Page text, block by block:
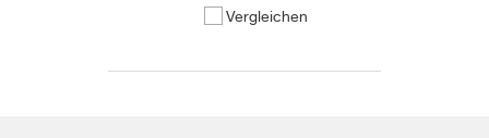
Vergleichen